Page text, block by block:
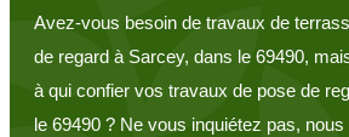
Avez-vous besoin de travaux de
de regard à Sarcey, dans le 69490,
à qui confier vos travaux de pose de
le 69490 ? Ne vous inquiétez pas,